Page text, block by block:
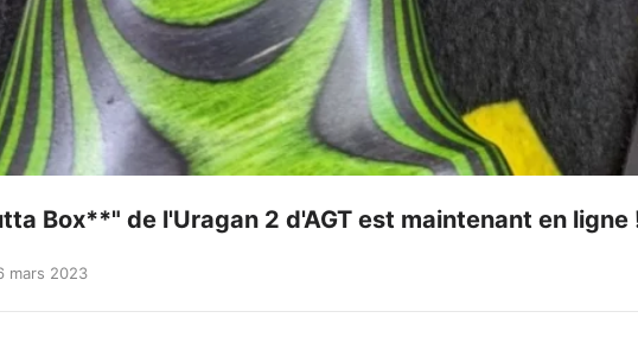
Box**" de l'Uragan 2 d'AGT est maintenant en ligne
mars 2023